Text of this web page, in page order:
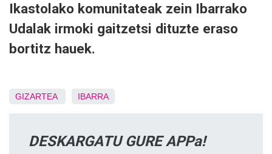
Ikastolako komunitateak zein Ibarrako
Udalak irmoki gaitzetsi dituzte eraso
bortitz hauek.
GIZARTEA IBARRA
DESKARGATU GURE APPa!